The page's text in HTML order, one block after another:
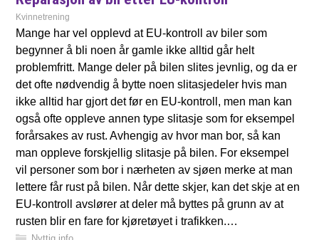
Kvinnetrening
Mange har vel opplevd at EU-kontroll av biler som
begynner å bli noen år gamle ikke alltid går helt
problemfritt. Mange deler på bilen slites jevnlig, og da er
det ofte nødvendig å bytte noen slitasjedeler hvis man
ikke alltid har gjort det før en EU-kontroll, men man kan
også ofte oppleve annen type slitasje som for eksempel
forårsakes av rust. Avhengig av hvor man bor, så kan
man oppleve forskjellig slitasje på bilen. For eksempel
vil personer som bor i nærheten av sjøen merke at man
lettere får rust på bilen. Når dette skjer, kan det skje at en
EU-kontroll avslører at deler må byttes på grunn av at
rusten blir en fare for kjøretøyet i trafikken.…